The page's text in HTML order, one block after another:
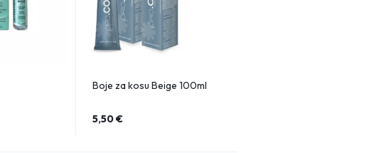
Boje za kosu Beige 100ml
5,50€